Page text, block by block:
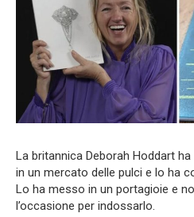
La britannica Deborah Hoddart
in un mercato delle pulci e lo ha
Lo ha messo in un portagioie e
l’occasione per indossarlo.